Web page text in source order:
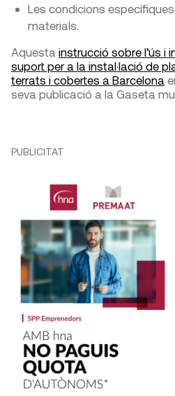
Les condicions
materials.
Aquesta instrucció sobre l’ús i
suport per a la instal·lació de
terrats i cobertes a Barcelona
seva publicació a la Gaseta
PUBLICITAT